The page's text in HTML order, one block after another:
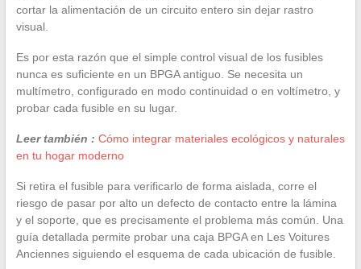
cortar la alimentación de un circuito entero sin dejar rastro
visual.
Es por esta razón que el simple control visual de los fusibles
nunca es suficiente en un BPGA antiguo. Se necesita un
multímetro, configurado en modo continuidad o en voltímetro, y
probar cada fusible en su lugar.
Leer también : Cómo integrar materiales ecológicos y naturales
en tu hogar moderno
Si retira el fusible para verificarlo de forma aislada, corre el
riesgo de pasar por alto un defecto de contacto entre la lámina
y el soporte, que es precisamente el problema más común. Una
guía detallada permite probar una caja BPGA en Les Voitures
Anciennes siguiendo el esquema de cada ubicación de fusible.